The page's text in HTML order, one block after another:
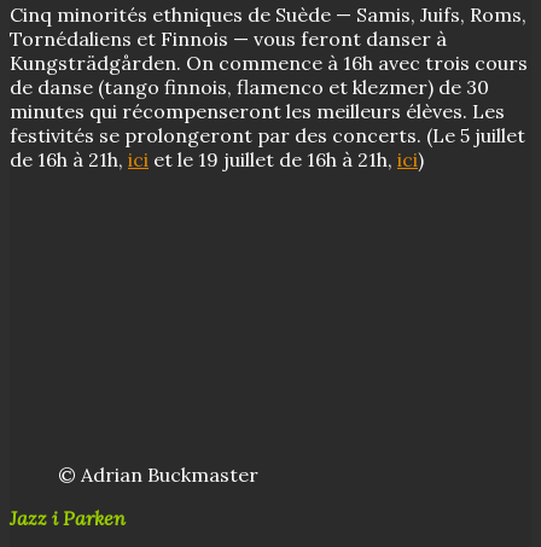
Cinq minorités ethniques de Suède — Samis, Juifs, Roms,
Tornédaliens et Finnois — vous feront danser à
Kungsträdgården. On commence à 16h avec trois cours
de danse (tango finnois, flamenco et klezmer) de 30
minutes qui récompenseront les meilleurs élèves. Les
festivités se prolongeront par des concerts. (Le 5 juillet
de 16h à 21h, ici et le 19 juillet de 16h à 21h, ici)
© Adrian Buckmaster
Jazz i Parken